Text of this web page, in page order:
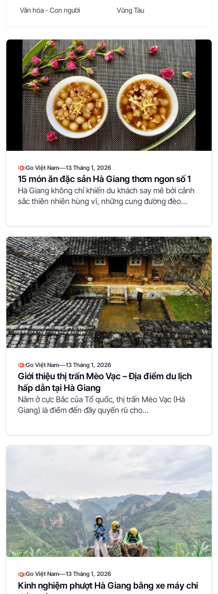
Văn hóa - Con người Vũng Tàu
Go Việt Nam—13 Tháng 1, 2026
15 món ăn đặc sản Hà Giang thơm ngon số 1
Hà Giang không chỉ khiến du khách say mê bởi cảnh
sắc thiên nhiên hùng vĩ, những cung đường đèo…
Go Việt Nam—13 Tháng 1, 2026
Giới thiệu thị trấn Mèo Vạc – Địa điểm du lịch
hấp dẫn tại Hà Giang
Nằm ở cực Bắc của Tổ quốc, thị trấn Mèo Vạc (Hà
Giang) là điểm đến đầy quyến rũ cho…
Go Việt Nam—13 Tháng 1, 2026
Kinh nghiệm phượt Hà Giang bằng xe máy chi